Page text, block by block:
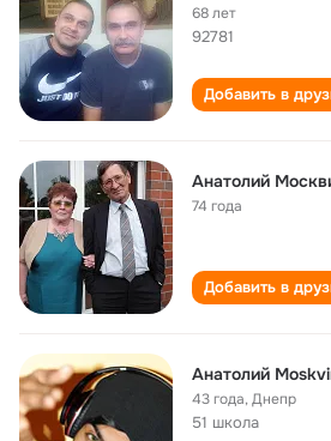
68 лет
92781
Добавить в
Анатолий
74 года
Добавить в
Анатолий
43 года,Днепр
51 школа